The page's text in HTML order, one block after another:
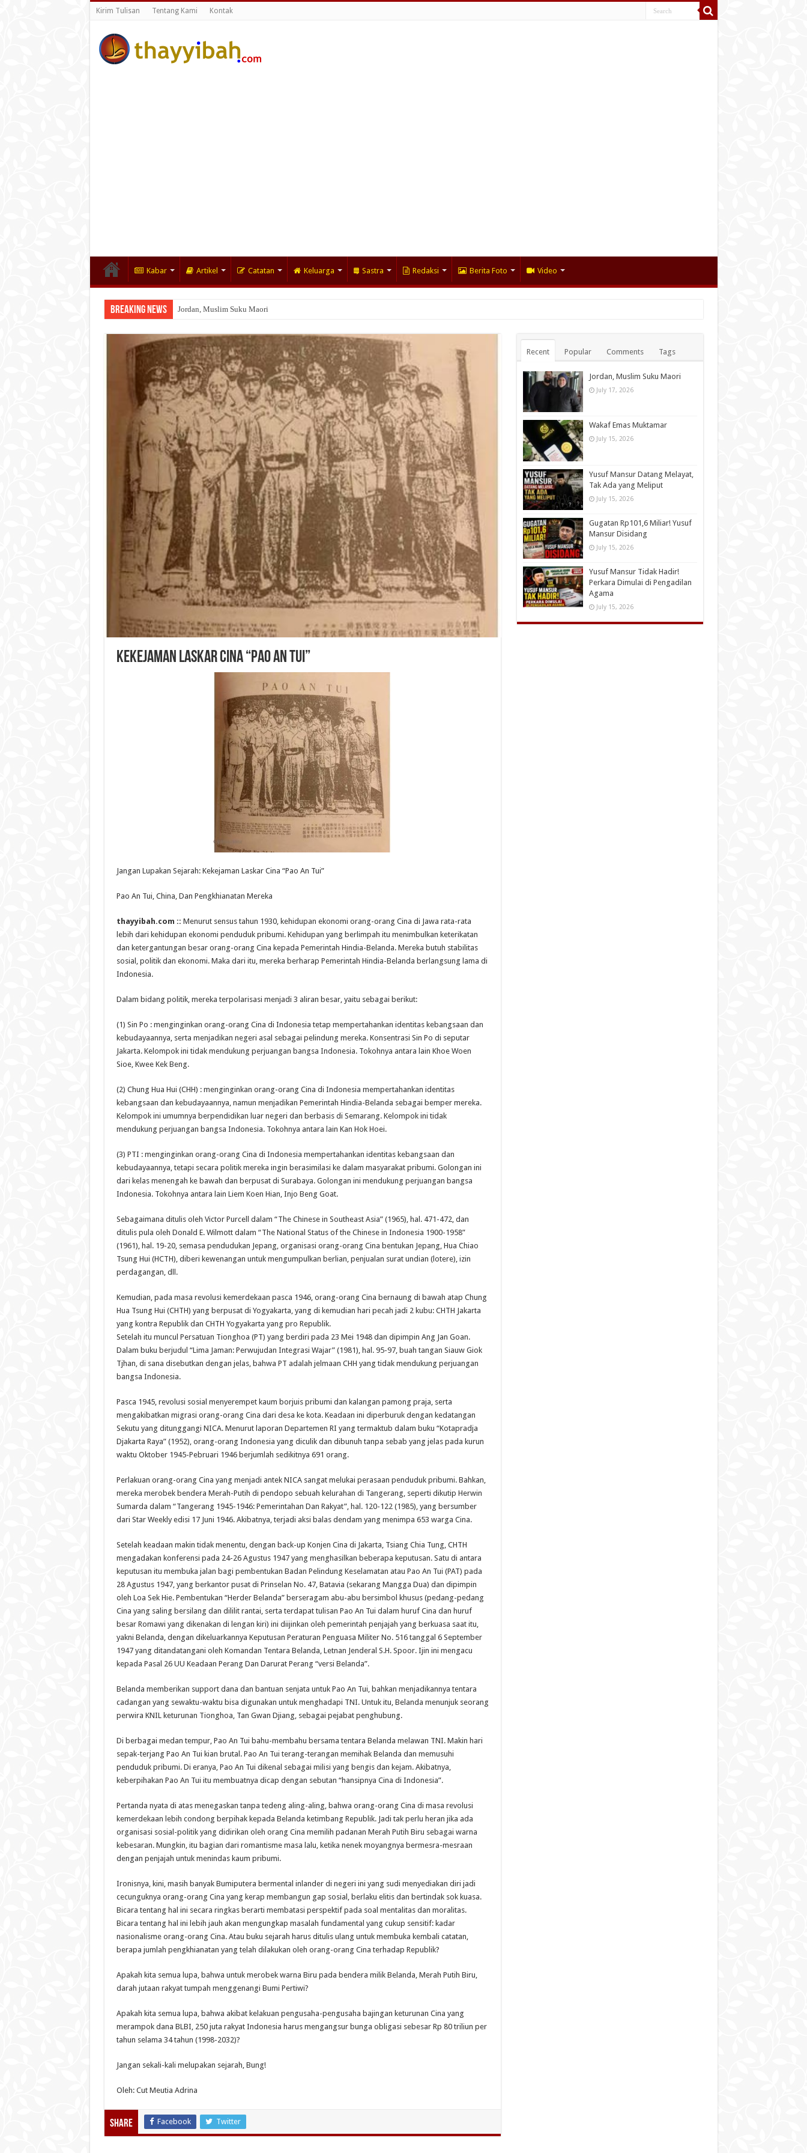
Kirim Tulisan Tentang Kami Kontak
Kabar Artikel Catatan Keluarga Sastra Redaksi Berita Foto Video
Breaking News Jordan, Muslim Suku Maori
Wakaf Emas Muktamar
Kekejaman Laskar Cina “Pao An Tui”
Jangan Lupakan Sejarah: Kekejaman Laskar Cina “Pao An Tui”
Pao An Tui, China, Dan Pengkhianatan Mereka
thayyibah.com :: Menurut sensus tahun 1930, kehidupan ekonomi orang-orang Cina di Jawa rata-rata
lebih dari kehidupan ekonomi penduduk pribumi. Kehidupan yang berlimpah itu menimbulkan keterikatan
dan ketergantungan besar orang-orang Cina kepada Pemerintah Hindia-Belanda. Mereka butuh stabilitas
sosial, politik dan ekonomi. Maka dari itu, mereka berharap Pemerintah Hindia-Belanda berlangsung lama di
Indonesia.
Dalam bidang politik, mereka terpolarisasi menjadi 3 aliran besar, yaitu sebagai berikut:
(1) Sin Po : menginginkan orang-orang Cina di Indonesia tetap mempertahankan identitas kebangsaan dan
kebudayaannya, serta menjadikan negeri asal sebagai pelindung mereka. Konsentrasi Sin Po di seputar
Jakarta. Kelompok ini tidak mendukung perjuangan bangsa Indonesia. Tokohnya antara lain Khoe Woen
Sioe, Kwee Kek Beng.
(2) Chung Hua Hui (CHH) : menginginkan orang-orang Cina di Indonesia mempertahankan identitas
kebangsaan dan kebudayaannya, namun menjadikan Pemerintah Hindia-Belanda sebagai bemper mereka.
Kelompok ini umumnya berpendidikan luar negeri dan berbasis di Semarang. Kelompok ini tidak
mendukung perjuangan bangsa Indonesia. Tokohnya antara lain Kan Hok Hoei.
(3) PTI : menginginkan orang-orang Cina di Indonesia mempertahankan identitas kebangsaan dan
kebudayaannya, tetapi secara politik mereka ingin berasimilasi ke dalam masyarakat pribumi. Golongan ini
dari kelas menengah ke bawah dan berpusat di Surabaya. Golongan ini mendukung perjuangan bangsa
Indonesia. Tokohnya antara lain Liem Koen Hian, Injo Beng Goat.
Sebagaimana ditulis oleh Victor Purcell dalam “The Chinese in Southeast Asia” (1965), hal. 471-472, dan
ditulis pula oleh Donald E. Wilmott dalam “The National Status of the Chinese in Indonesia 1900-1958”
(1961), hal. 19-20, semasa pendudukan Jepang, organisasi orang-orang Cina bentukan Jepang, Hua Chiao
Tsung Hui (HCTH), diberi kewenangan untuk mengumpulkan berlian, penjualan surat undian (lotere), izin
perdagangan, dll.
Kemudian, pada masa revolusi kemerdekaan pasca 1946, orang-orang Cina bernaung di bawah atap Chung
Hua Tsung Hui (CHTH) yang berpusat di Yogyakarta, yang di kemudian hari pecah jadi 2 kubu: CHTH Jakarta
yang kontra Republik dan CHTH Yogyakarta yang pro Republik.
Setelah itu muncul Persatuan Tionghoa (PT) yang berdiri pada 23 Mei 1948 dan dipimpin Ang Jan Goan.
Dalam buku berjudul “Lima Jaman: Perwujudan Integrasi Wajar” (1981), hal. 95-97, buah tangan Siauw Giok
Tjhan, di sana disebutkan dengan jelas, bahwa PT adalah jelmaan CHH yang tidak mendukung perjuangan
bangsa Indonesia.
Pasca 1945, revolusi sosial menyerempet kaum borjuis pribumi dan kalangan pamong praja, serta
mengakibatkan migrasi orang-orang Cina dari desa ke kota. Keadaan ini diperburuk dengan kedatangan
Sekutu yang ditunggangi NICA. Menurut laporan Departemen RI yang termaktub dalam buku “Kotapradja
Djakarta Raya” (1952), orang-orang Indonesia yang diculik dan dibunuh tanpa sebab yang jelas pada kurun
waktu Oktober 1945-Pebruari 1946 berjumlah sedikitnya 691 orang.
Perlakuan orang-orang Cina yang menjadi antek NICA sangat melukai perasaan penduduk pribumi. Bahkan,
mereka merobek bendera Merah-Putih di pendopo sebuah kelurahan di Tangerang, seperti dikutip Herwin
Sumarda dalam “Tangerang 1945-1946: Pemerintahan Dan Rakyat”, hal. 120-122 (1985), yang bersumber
dari Star Weekly edisi 17 Juni 1946. Akibatnya, terjadi aksi balas dendam yang menimpa 653 warga Cina.
Setelah keadaan makin tidak menentu, dengan back-up Konjen Cina di Jakarta, Tsiang Chia Tung, CHTH
mengadakan konferensi pada 24-26 Agustus 1947 yang menghasilkan beberapa keputusan. Satu di antara
keputusan itu membuka jalan bagi pembentukan Badan Pelindung Keselamatan atau Pao An Tui (PAT) pada
28 Agustus 1947, yang berkantor pusat di Prinselan No. 47, Batavia (sekarang Mangga Dua) dan dipimpin
oleh Loa Sek Hie. Pembentukan “Herder Belanda” berseragam abu-abu bersimbol khusus (pedang-pedang
Cina yang saling bersilang dan dililit rantai, serta terdapat tulisan Pao An Tui dalam huruf Cina dan huruf
besar Romawi yang dikenakan di lengan kiri) ini diijinkan oleh pemerintah penjajah yang berkuasa saat itu,
yakni Belanda, dengan dikeluarkannya Keputusan Peraturan Penguasa Militer No. 516 tanggal 6 September
1947 yang ditandatangani oleh Komandan Tentara Belanda, Letnan Jenderal S.H. Spoor. Ijin ini mengacu
kepada Pasal 26 UU Keadaan Perang Dan Darurat Perang “versi Belanda”.
Belanda memberikan support dana dan bantuan senjata untuk Pao An Tui, bahkan menjadikannya tentara
cadangan yang sewaktu-waktu bisa digunakan untuk menghadapi TNI. Untuk itu, Belanda menunjuk seorang
perwira KNIL keturunan Tionghoa, Tan Gwan Djiang, sebagai pejabat penghubung.
Di berbagai medan tempur, Pao An Tui bahu-membahu bersama tentara Belanda melawan TNI. Makin hari
sepak-terjang Pao An Tui kian brutal. Pao An Tui terang-terangan memihak Belanda dan memusuhi
penduduk pribumi. Di eranya, Pao An Tui dikenal sebagai milisi yang bengis dan kejam. Akibatnya,
keberpihakan Pao An Tui itu membuatnya dicap dengan sebutan “hansipnya Cina di Indonesia”.
Pertanda nyata di atas menegaskan tanpa tedeng aling-aling, bahwa orang-orang Cina di masa revolusi
kemerdekaan lebih condong berpihak kepada Belanda ketimbang Republik. Jadi tak perlu heran jika ada
organisasi sosial-politik yang didirikan oleh orang Cina memilih padanan Merah Putih Biru sebagai warna
kebesaran. Mungkin, itu bagian dari romantisme masa lalu, ketika nenek moyangnya bermesra-mesraan
dengan penjajah untuk menindas kaum pribumi.
Ironisnya, kini, masih banyak Bumiputera bermental inlander di negeri ini yang sudi menyediakan diri jadi
cecunguknya orang-orang Cina yang kerap membangun gap sosial, berlaku elitis dan bertindak sok kuasa.
Bicara tentang hal ini secara ringkas berarti membatasi perspektif pada soal mentalitas dan moralitas.
Bicara tentang hal ini lebih jauh akan mengungkap masalah fundamental yang cukup sensitif: kadar
nasionalisme orang-orang Cina. Atau buku sejarah harus ditulis ulang untuk membuka kembali catatan,
berapa jumlah pengkhianatan yang telah dilakukan oleh orang-orang Cina terhadap Republik?
Apakah kita semua lupa, bahwa untuk merobek warna Biru pada bendera milik Belanda, Merah Putih Biru,
darah jutaan rakyat tumpah menggenangi Bumi Pertiwi?
Apakah kita semua lupa, bahwa akibat kelakuan pengusaha-pengusaha bajingan keturunan Cina yang
merampok dana BLBI, 250 juta rakyat Indonesia harus mengangsur bunga obligasi sebesar Rp 80 triliun per
tahun selama 34 tahun (1998-2032)?
Jangan sekali-kali melupakan sejarah, Bung!
Oleh: Cut Meutia Adrina
Share Facebook Twitter
Recent Popular Comments Tags
Jordan, Muslim Suku Maori
July 17, 2026
Wakaf Emas Muktamar
July 15, 2026
Yusuf Mansur Datang Melayat,
Tak Ada yang Meliput
July 15, 2026
Gugatan Rp101,6 Miliar! Yusuf
Mansur Disidang
July 15, 2026
Yusuf Mansur Tidak Hadir!
Perkara Dimulai di Pengadilan
Agama
July 15, 2026